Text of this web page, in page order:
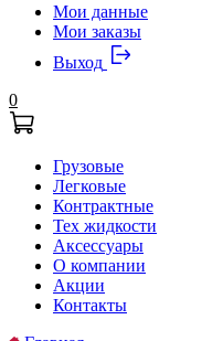
Мои данные
Мои заказы
Выход
0
Грузовые
Легковые
Контрактные
Тех жидкости
Аксессуары
О компании
Акции
Контакты